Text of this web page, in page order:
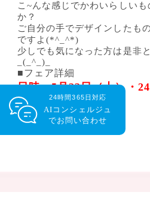
こ~んな感じでかわいらしい
か？
ご自分の手でデザインしたも
ですよ(*^_^*)
少しでも気になった方は是非
_(_^_)_
■フェア詳細
日時：5月23日（土）・
00~16：00
要予約です！！
24時間365日対応
AIコンシェルジュ
でお問い合わせ